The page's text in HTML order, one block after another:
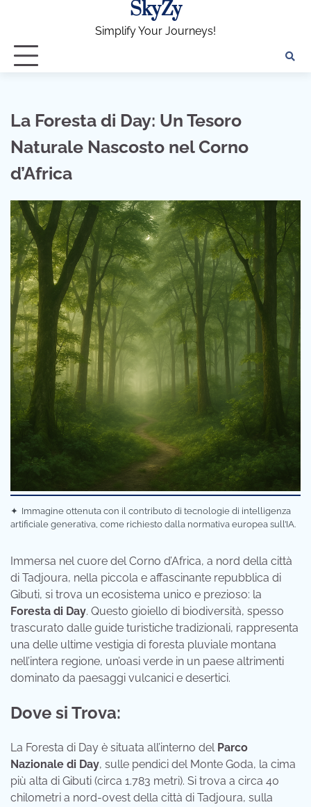
SkyZy
Simplify Your Journeys!
La Foresta di Day: Un Tesoro
Naturale Nascosto nel Corno
d’Africa
✦ Immagine ottenuta con il contributo di tecnologie di intelligenza
artificiale generativa, come richiesto dalla normativa europea sull’IA.
Immersa nel cuore del Corno d’Africa, a nord della città
di Tadjoura, nella piccola e affascinante repubblica di
Gibuti, si trova un ecosistema unico e prezioso: la
Foresta di Day. Questo gioiello di biodiversità, spesso
trascurato dalle guide turistiche tradizionali, rappresenta
una delle ultime vestigia di foresta pluviale montana
nell’intera regione, un’oasi verde in un paese altrimenti
dominato da paesaggi vulcanici e desertici.
Dove si Trova:
La Foresta di Day è situata all’interno del Parco
Nazionale di Day, sulle pendici del Monte Goda, la cima
più alta di Gibuti (circa 1.783 metri). Si trova a circa 40
chilometri a nord-ovest della città di Tadjoura, sulla